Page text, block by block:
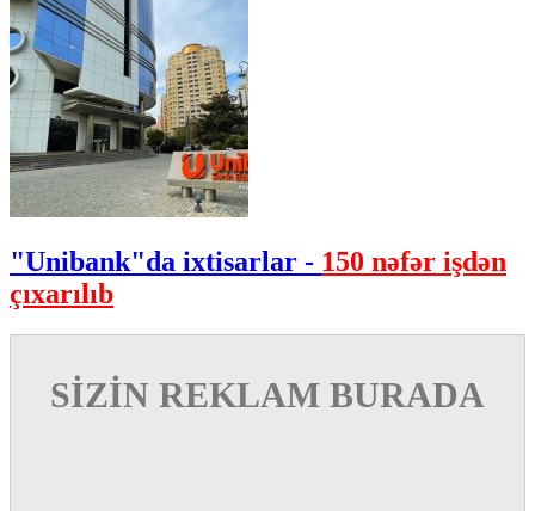
"Unibank"da ixtisarlar - 150 nəfər işdən
çıxarılıb
SİZİN REKLAM BURADA